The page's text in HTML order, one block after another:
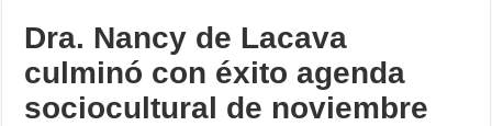
Dra. Nancy de Lacava
culminó con éxito agenda
sociocultural de noviembre